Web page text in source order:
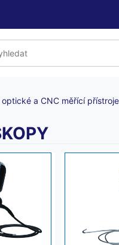
optické a CNC měřící přístroje